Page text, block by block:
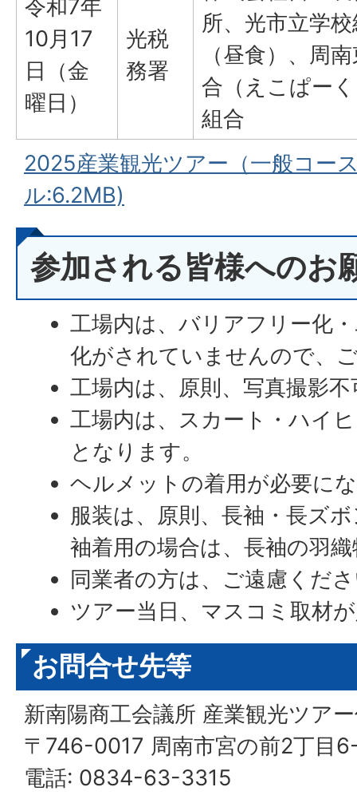
令和7年
10月17
日（金
曜日）
光税
務署
所、光市立学
（昼食）、周
合（えこぱー
組合
2025産業観光ツアー（一般コー
ル:6.2MB)
参加される皆様へのお
工場内は、バリアフリー化
化がされていませんので、
工場内は、原則、写真撮影
工場内は、スカート・ハイ
となります。
ヘルメットの着用が必要に
服装は、原則、長袖・長ズ
袖着用の場合は、長袖の羽
同業者の方は、ご遠慮くだ
ツアー当日、マスコミ取材
お問合せ先等
新南陽商工会議所 産業観光ツア
〒746-0017 周南市宮の前2丁目
電話: 0834-63-3315